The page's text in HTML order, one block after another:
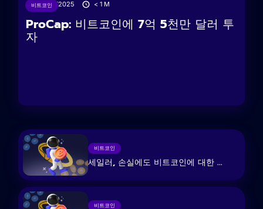
비트코인
24/06/2025 < 1 M
ProCap: 비트코인에 7억 5천만 달러 투
자
비트코인
세일러, 손실에도 비트코인에 대한 ...
비트코인